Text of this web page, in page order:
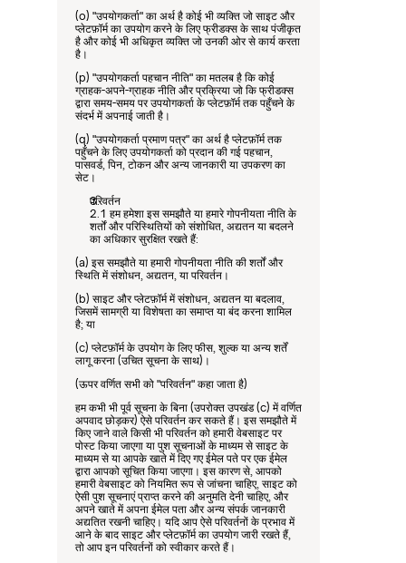
(o) "उपयोगकर्ता" का अर्थ है कोई भी व्यक्ति जो साइट और
प्लेटफ़ॉर्म का उपयोग करने के लिए फ्रीडक्स के साथ पंजीकृत
है और कोई भी अधिकृत व्यक्ति जो उनकी ओर से कार्य करता
है।
(p) "उपयोगकर्ता पहचान नीति" का मतलब है कि कोई
ग्राहक-अपने-ग्राहक नीति और प्रक्रिया जो कि फ्रीडक्स
द्वारा समय-समय पर उपयोगकर्ता के प्लेटफ़ॉर्म तक पहुँचने के
संदर्भ में अपनाई जाती है।
(q) "उपयोगकर्ता प्रमाण पत्र" का अर्थ है प्लेटफ़ॉर्म तक
पहुँचने के लिए उपयोगकर्ता को प्रदान की गई पहचान,
पासवर्ड, पिन, टोकन और अन्य जानकारी या उपकरण का
सेट।
परिवर्तन
2.1 हम हमेशा इस समझौते या हमारे गोपनीयता नीति के
शर्तों और परिस्थितियों को संशोधित, अद्यतन या बदलने
का अधिकार सुरक्षित रखते हैं:
(a) इस समझौते या हमारी गोपनीयता नीति की शर्तों और
स्थिति में संशोधन, अद्यतन, या परिवर्तन।
(b) साइट और प्लेटफ़ॉर्म में संशोधन, अद्यतन या बदलाव,
जिसमें सामग्री या विशेषता का समाप्त या बंद करना शामिल
है; या
(c) प्लेटफ़ॉर्म के उपयोग के लिए फीस, शुल्क या अन्य शर्तें
लागू करना (उचित सूचना के साथ)।
(ऊपर वर्णित सभी को "परिवर्तन" कहा जाता है)
हम कभी भी पूर्व सूचना के बिना (उपरोक्त उपखंड (c) में वर्णित
अपवाद छोड़कर) ऐसे परिवर्तन कर सकते हैं। इस समझौते में
किए जाने वाले किसी भी परिवर्तन को हमारी वेबसाइट पर
पोस्ट किया जाएगा या पुश सूचनाओं के माध्यम से साइट के
माध्यम से या आपके खाते में दिए गए ईमेल पते पर एक ईमेल
द्वारा आपको सूचित किया जाएगा। इस कारण से, आपको
हमारी वेबसाइट को नियमित रूप से जांचना चाहिए, साइट को
ऐसी पुश सूचनाएं प्राप्त करने की अनुमति देनी चाहिए, और
अपने खाते में अपना ईमेल पता और अन्य संपर्क जानकारी
अद्यतित रखनी चाहिए। यदि आप ऐसे परिवर्तनों के प्रभाव में
आने के बाद साइट और प्लेटफ़ॉर्म का उपयोग जारी रखते हैं,
तो आप इन परिवर्तनों को स्वीकार करते हैं।